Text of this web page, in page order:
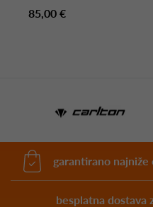
85,00 €
garantirano najniže
besplatna dostava